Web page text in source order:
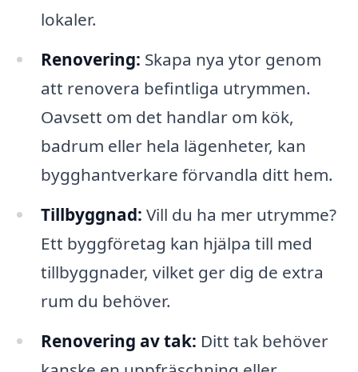
lokaler.
Renovering: Skapa nya ytor genom
att renovera befintliga utrymmen.
Oavsett om det handlar om kök,
badrum eller hela lägenheter, kan
bygghantverkare förvandla ditt hem.
Tillbyggnad: Vill du ha mer utrymme?
Ett byggföretag kan hjälpa till med
tillbyggnader, vilket ger dig de extra
rum du behöver.
Renovering av tak: Ditt tak behöver